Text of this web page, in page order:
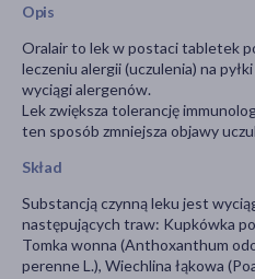
Opis
Oralair to lek w postaci tabletek
leczeniu alergii (uczulenia) na
wyciągi alergenów.
Lek zwiększa tolerancję
ten sposób zmniejsza objawy
Skład
Substancją czynną leku jest
następujących traw: Kupkówka
Tomka wonna (Anthoxanthum
perenne L.), Wiechlina łąkowa